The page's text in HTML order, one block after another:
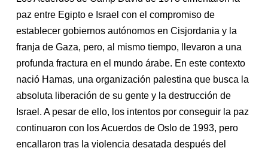
paz entre Egipto e Israel con el compromiso de
establecer gobiernos autónomos en Cisjordania y la
franja de Gaza, pero, al mismo tiempo, llevaron a una
profunda fractura en el mundo árabe. En este contexto
nació Hamas, una organización palestina que busca la
absoluta liberación de su gente y la destrucción de
Israel. A pesar de ello, los intentos por conseguir la paz
continuaron con los Acuerdos de Oslo de 1993, pero
encallaron tras la violencia desatada después del